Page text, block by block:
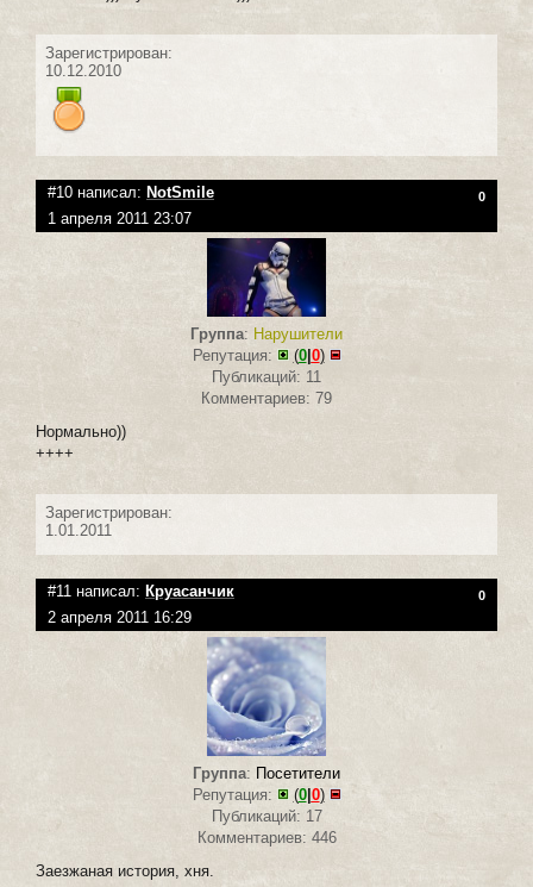
Зарегистрирован:
10.12.2010
#10 написал: NotSmile 0
1 апреля 2011 23:07
Группа: Нарушители
Репутация:
(0| 0)
Публикаций: 11
Комментариев: 79
Нормально))
++++
Зарегистрирован:
1.01.2011
#11 написал: Круасанчик 0
2 апреля 2011 16:29
Группа: Посетители
Репутация:
(0| 0)
Публикаций: 17
Комментариев: 446
Заезжаная история, хня.